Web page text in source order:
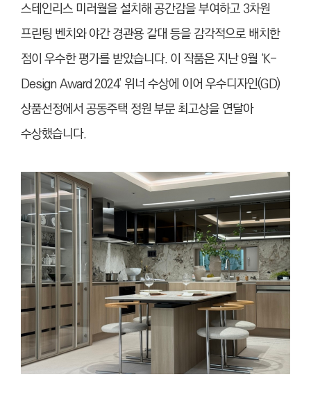
스테인리스 미러월을 설치해 공간감을 부여하고 3차원
프린팅 벤치와 야간 경관용 갈대 등을 감각적으로 배치한
점이 우수한 평가를 받았습니다. 이 작품은 지난 9월 ‘K-
Design Award 2024’ 위너 수상에 이어 우수디자인(GD)
상품선정에서 공동주택 정원 부문 최고상을 연달아
수상했습니다.